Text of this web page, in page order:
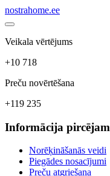
nostrahome.ee
Veikala vērtējums
+10 718
Preču novērtēšana
+119 235
Informācija pircējam
Norēķināšanās veidi
Piegādes nosacījumi
Preču atgriešana